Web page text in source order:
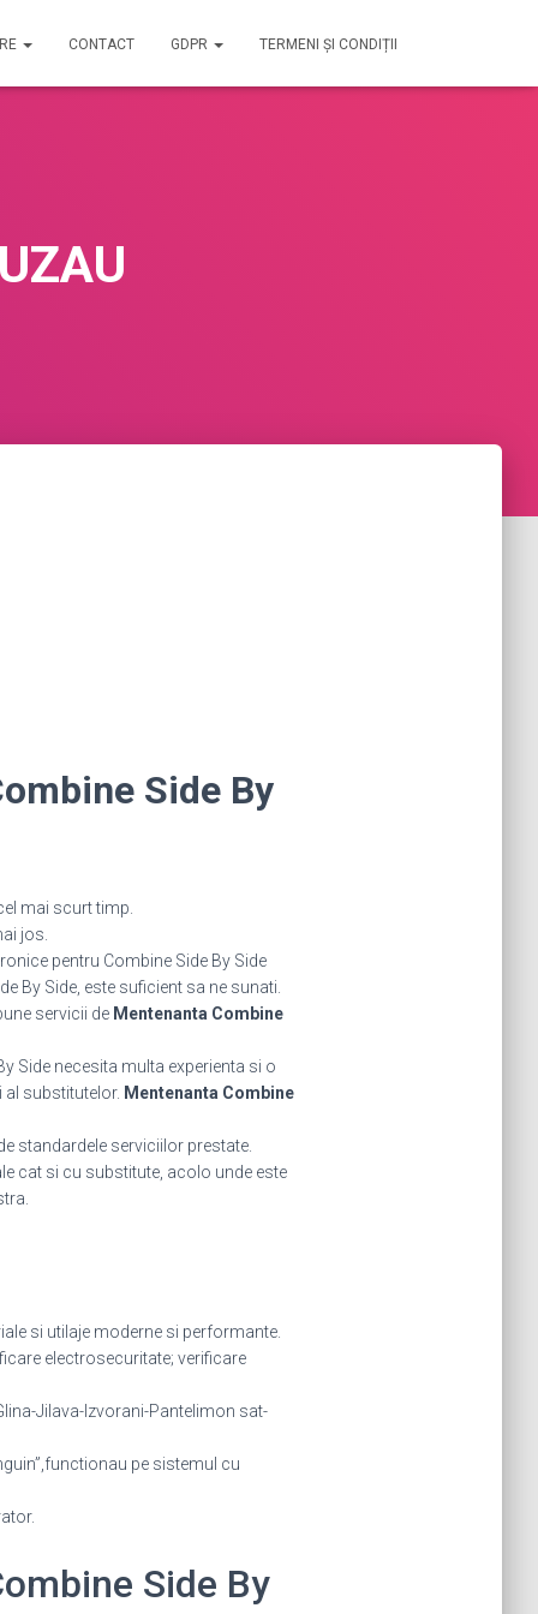
CONTACT GDPR TERMENI ȘI CONDIȚII
Side By
mai scurt timp.
jos.
pentru Combine Side By Side
By Side, este suficient sa ne sunati.
servicii de Mentenanta Combine
Side necesita multa experienta si o
substitutelor. Mentenanta Combine
standardele serviciilor prestate.
cat si cu substitute, acolo unde este
si utilaje moderne si performante.
electrosecuritate; verificare
Jilava-Izvorani-Pantelimon sat-
pe sistemul cu
Side By